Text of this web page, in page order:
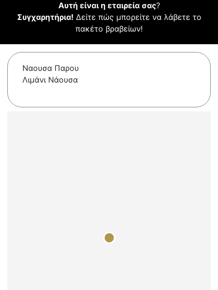
Αυτή είναι η εταιρεία σας?
Συγχαρητήρια! Δείτε πώς μπορείτε να λάβετε το
πακέτο βραβείων!
Ναουσα Παρου
Λιμάνι Νάουσα